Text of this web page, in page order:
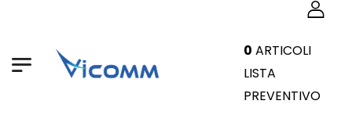
0 ARTICOLI
LISTA
PREVENTIVO